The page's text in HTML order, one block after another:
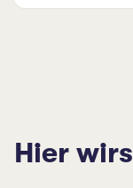
Hier